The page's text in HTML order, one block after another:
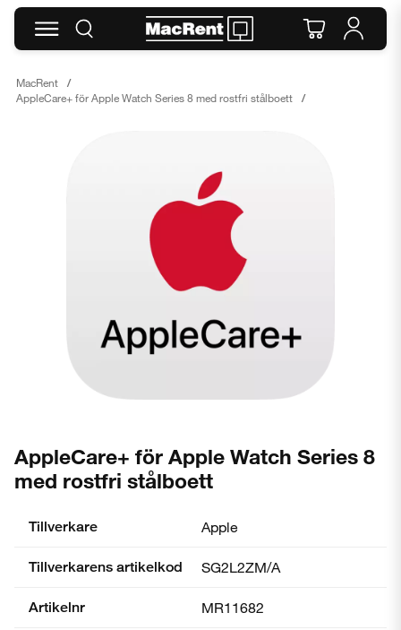
MacRent
AppleCare+ för Apple Watch Series 8 med rostfri stålboett
AppleCare+ för Apple Watch Series 8
med rostfri stålboett
Tillverkare Apple
Tillverkarens artikelkod SG2L2ZM/A
Artikelnr MR11682